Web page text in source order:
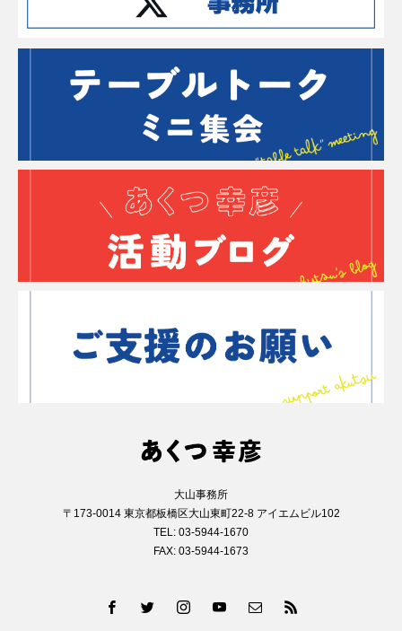
大山事務所
〒173-0014 東京都板橋区大山東町22-8 アイエムビル102
TEL: 03-5944-1670
FAX: 03-5944-1673